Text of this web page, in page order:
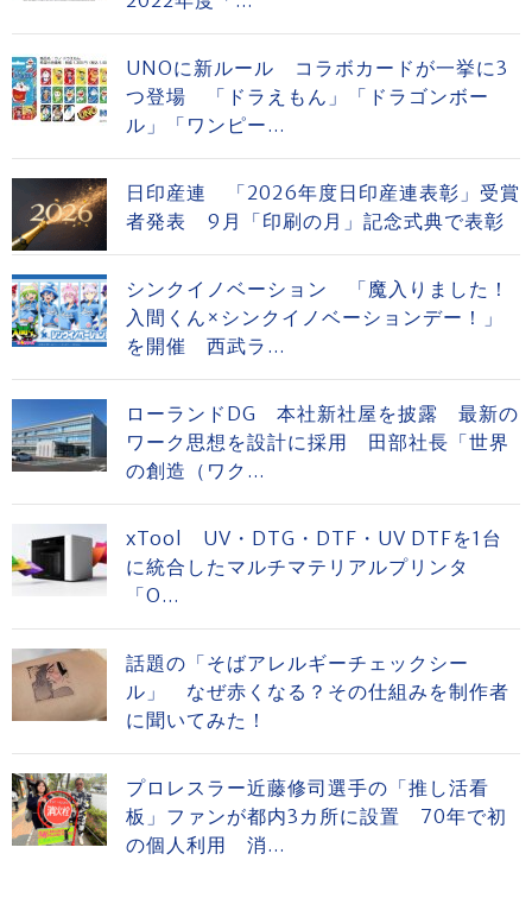
UNOに新ルール コラボカードが一挙に3
つ登場 「ドラえもん」「ドラゴンボー
ル」「ワンピー...
日印産連 「2026年度日印産連表彰」受賞
者発表 9月「印刷の月」記念式典で表彰
シンクイノベーション 「魔入りました！
入間くん×シンクイノベーションデー！」
を開催 西武ラ...
ローランドDG 本社新社屋を披露 最新の
ワーク思想を設計に採用 田部社長「世界
の創造（ワク...
xTool UV・DTG・DTF・UV DTFを1台
に統合したマルチマテリアルプリンタ
「O...
話題の「そばアレルギーチェックシー
ル」 なぜ赤くなる？その仕組みを制作者
に聞いてみた！
プロレスラー近藤修司選手の「推し活看
板」ファンが都内3カ所に設置 70年で初
の個人利用 消...